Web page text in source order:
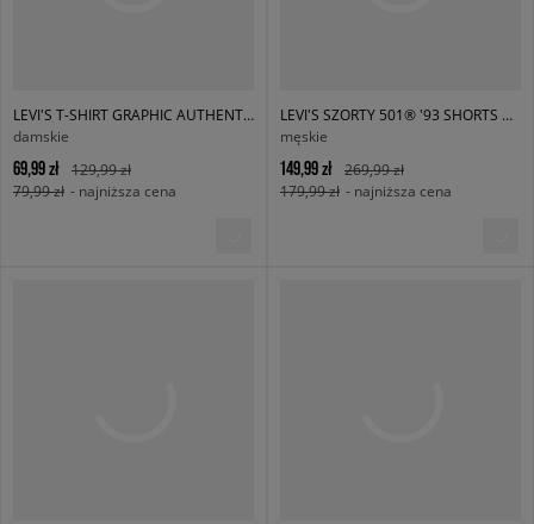
LEVI'S T-SHIRT GRAPHIC AUTHENTIC TSHIRT WHITES
damskie
69,99 zł
129,99 zł
79,99 zł - najniższa cena
LEVI'S SZORTY 501® '93 SHORTS DARK INDIGO
męskie
149,99 zł
269,99 zł
179,99 zł - najniższa cena